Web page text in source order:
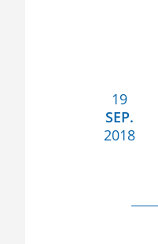
19
SEP.
2018